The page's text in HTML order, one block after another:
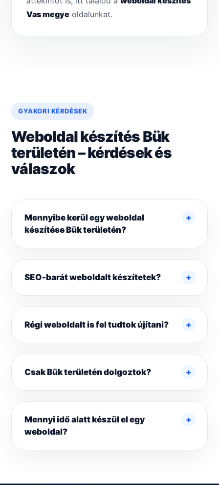
Vas megye oldalunkat.
GYAKORI KÉRDÉSEK
Weboldal készítés Bük
területén – kérdések és
válaszok
Mennyibe kerül egy weboldal
készítése Bük területén?
SEO-barát weboldalt készítetek?
Régi weboldalt is fel tudtok újítani?
Csak Bük területén dolgoztok?
Mennyi idő alatt készül el egy
weboldal?